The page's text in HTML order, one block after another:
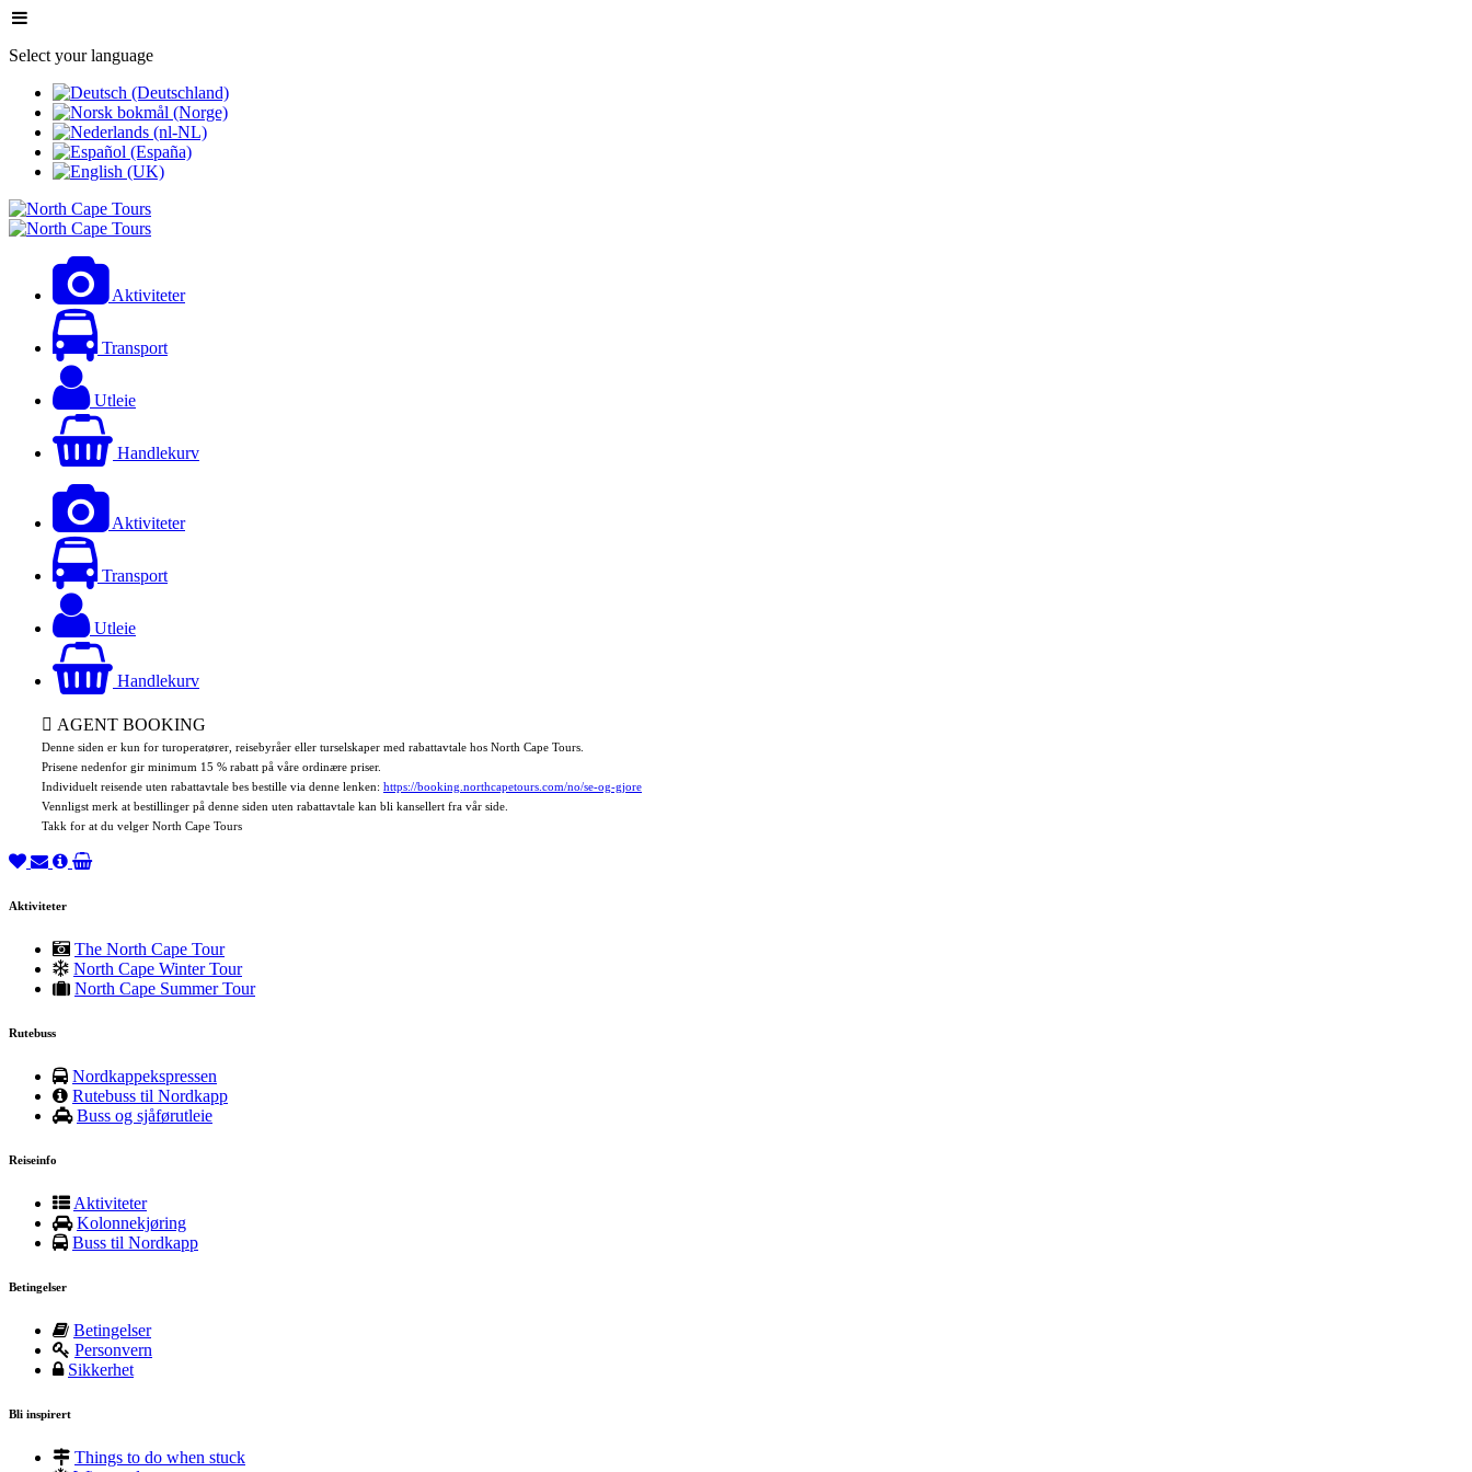
Select your language
Aktiviteter
Transport
Utleie
Handlekurv
Aktiviteter
Transport
Utleie
Handlekurv
AGENT BOOKING
Denne siden er kun for turoperatører, reisebyråer eller turselskaper med rabattavtale hos North Cape Tours.
Prisene nedenfor gir minimum 15 % rabatt på våre ordinære priser.
Individuelt reisende uten rabattavtale bes bestille via denne lenken: https://booking.northcapetours.com/no/se-og-gjore
Vennligst merk at bestillinger på denne siden uten rabattavtale kan bli kansellert fra vår side.
Takk for at du velger North Cape Tours
Aktiviteter
The North Cape Tour
North Cape Winter Tour
North Cape Summer Tour
Rutebuss
Nordkappekspressen
Rutebuss til Nordkapp
Buss og sjåførutleie
Reiseinfo
Aktiviteter
Kolonnekjøring
Buss til Nordkapp
Betingelser
Betingelser
Personvern
Sikkerhet
Bli inspirert
Things to do when stuck